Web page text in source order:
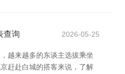
查询 2026-05-25
越来越多的东谈主选拔乘坐
赶赴白城的搭客来说，了解